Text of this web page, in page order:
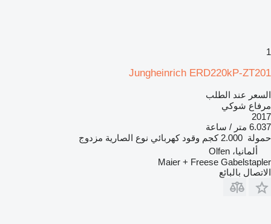
1
Jungheinrich ERD220kP-ZT201
السعر عند الطلب
مرفاع شوكي
2017
6.037 متر / ساعة
حمولة 2.000 كجم وقود كهربائي نوع الصارية مزدوج
ألمانيا، Olfen
Maier + Freese Gabelstapler
الاتصال بالبائع